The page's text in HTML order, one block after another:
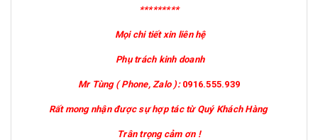
*********
Mọi chi tiết xin liên hệ
Phụ trách kinh doanh
Mr Tùng ( Phone, Zalo ): 0916.555.939
Rất mong nhận được sự hợp tác từ Quý Khách Hàng
Trân trọng cảm ơn !